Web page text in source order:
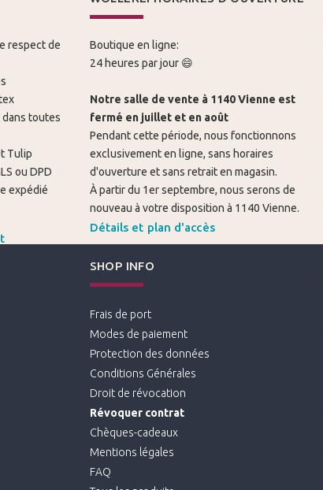
respect de
toutes
Tulip
ou DPD
expédié
Boutique en ligne:
24 heures par jour 😄
Notre salle de vente à 1140 Vienne est
fermé en juillet et en août
Pendant cette période, nous fonctionnons
exclusivement en ligne, sans horaires
d'ouverture et sans retrait en magasin.
À partir du 1er septembre, nous serons de
nouveau à votre disposition à 1140 Vienne.
Détails et plan d'accès
SHOP INFO
Frais de port
Modes de paiement
Protection des données
Conditions Générales
Droit de révocation
Révoquer contrat
Chèques-cadeaux
Mentions légales
FAQ